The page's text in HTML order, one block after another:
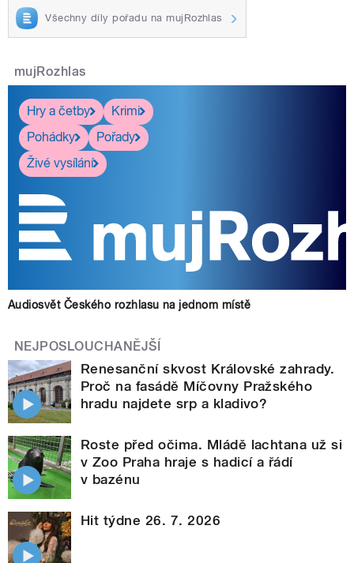
Všechny díly pořadu na mujRozhlas
mujRozhlas
Hry a četby
Krimi
Pohádky
Pořady
Živé vysílání
Audiosvět Českého rozhlasu na jednom místě
NEJPOSLOUCHANĚJŠÍ
Renesanční skvost Královské zahrady.
Proč na fasádě Míčovny Pražského
hradu najdete srp a kladivo?
Roste před očima. Mládě lachtana už si
v Zoo Praha hraje s hadicí a řádí
v bazénu
Hit týdne 26. 7. 2026